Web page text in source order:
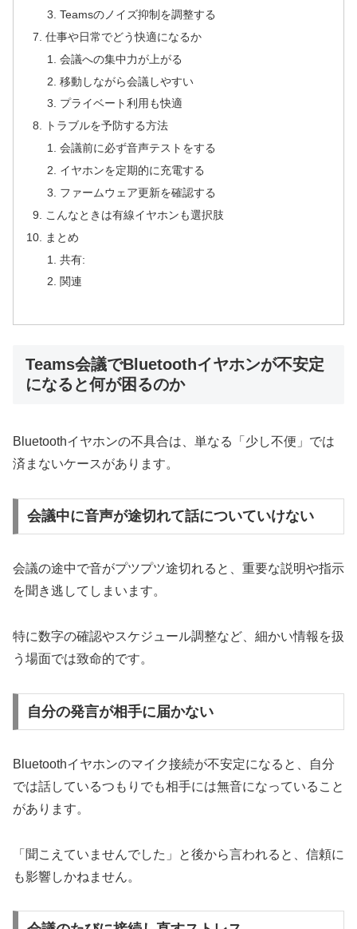
Teamsのノイズ抑制を調整する
仕事や日常でどう快適になるか
会議への集中力が上がる
移動しながら会議しやすい
プライベート利用も快適
トラブルを予防する方法
会議前に必ず音声テストをする
イヤホンを定期的に充電する
ファームウェア更新を確認する
こんなときは有線イヤホンも選択肢
まとめ
共有:
関連
Teams会議でBluetoothイヤホンが不安定
になると何が困るのか
Bluetoothイヤホンの不具合は、単なる「少し不便」では
済まないケースがあります。
会議中に音声が途切れて話についていけない
会議の途中で音がプツプツ途切れると、重要な説明や指示
を聞き逃してしまいます。
特に数字の確認やスケジュール調整など、細かい情報を扱
う場面では致命的です。
自分の発言が相手に届かない
Bluetoothイヤホンのマイク接続が不安定になると、自分
では話しているつもりでも相手には無音になっていること
があります。
「聞こえていませんでした」と後から言われると、信頼に
も影響しかねません。